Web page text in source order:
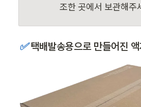
조한 곳에서 보관해주
✅ 택배발송용으로 만들어진